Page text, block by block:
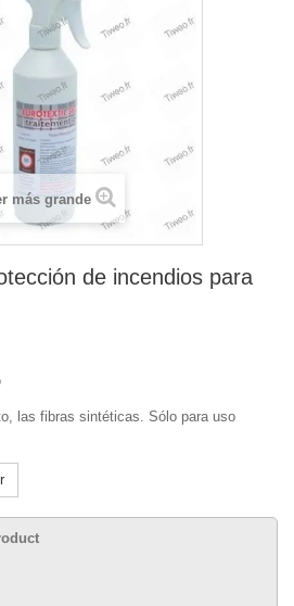
más grande
de incendios para
las fibras sintéticas. Sólo para uso